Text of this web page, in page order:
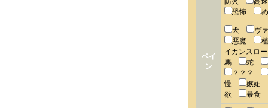
恐怖
ベイ
ン
犬
ヴ
悪魔
イカンスロ
馬
蛇
？？？
慢
嫉妬
欲
暴食